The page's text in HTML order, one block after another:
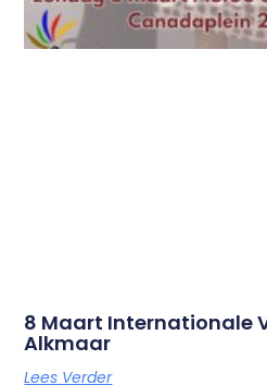
8 Maart Internationale
Alkmaar
Lees Verder